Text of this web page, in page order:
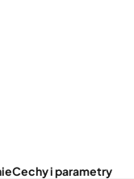
Cechy i parametry